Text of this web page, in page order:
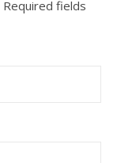
Required fields